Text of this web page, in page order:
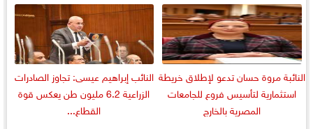
النائبة مروة حسان تدعو لإطلاق خريطة
استثمارية لتأسيس فروع للجامعات
المصرية بالخارج
النائب إبراهيم عيسى: تجاوز الصادرات
الزراعية 6.2 مليون طن يعكس قوة
القطاع...